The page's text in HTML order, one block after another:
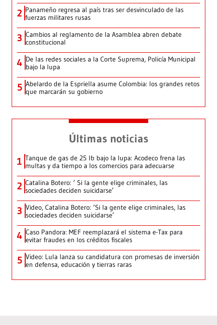
2 Panameño regresa al país tras ser desvinculado de las
fuerzas militares rusas
3 Cambios al reglamento de la Asamblea abren debate
constitucional
4 De las redes sociales a la Corte Suprema, Policía Municipal
bajo la lupa
5 Abelardo de la Espriella asume Colombia: los grandes retos
que marcarán su gobierno
Últimas noticias
1 Tanque de gas de 25 lb bajo la lupa: Acodeco frena las
multas y da tiempo a los comercios para adecuarse
2 Catalina Botero: ‘ Si la gente elige criminales, las
sociedades deciden suicidarse’
3 Video, Catalina Botero: ‘Si la gente elige criminales, las
sociedades deciden suicidarse’
4 Caso Pandora: MEF reemplazará el sistema e-Tax para
evitar fraudes en los créditos fiscales
5 Video: Lula lanza su candidatura con promesas de inversión
en defensa, educación y tierras raras